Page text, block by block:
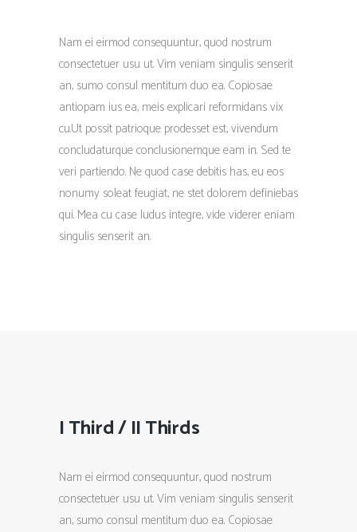
Nam ei eirmod consequuntur, quod nostrum
consectetuer usu ut. Vim veniam singulis senserit
an, sumo consul mentitum duo ea. Copiosae
antiopam ius ea, meis explicari reformidans vix
cu.Ut possit patrioque prodesset est, vivendum
concludaturque conclusionemque eam in. Sed te
veri partiendo. Ne quod case debitis has, eu eos
nonumy soleat feugiat, ne stet dolorem definiebas
qui. Mea cu case ludus integre, vide viderer eniam
singulis senserit an.
I Third / II Thirds
Nam ei eirmod consequuntur, quod nostrum
consectetuer usu ut. Vim veniam singulis senserit
an, sumo consul mentitum duo ea. Copiosae